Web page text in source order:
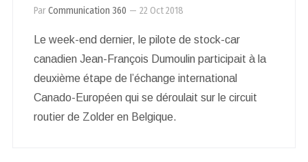
ParCommunication 360 — 22 Oct 2018
Le week-end dernier, le pilote de stock-car
canadien Jean-François Dumoulin participait à la
deuxième étape de l’échange international
Canado-Européen qui se déroulait sur le circuit
routier de Zolder en Belgique.